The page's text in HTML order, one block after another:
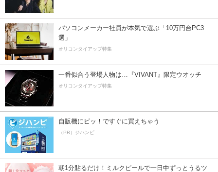
パソコンメーカー社員が本気で選ぶ「10万円台PC3
選」
オリコンタイアップ特集
一番似合う登場人物は…『VIVANT』限定ウオッチ
オリコンタイアップ特集
自販機にピッ！ですぐに買えちゃう
（PR）ジハンピ
朝1分貼るだけ！ミルクピールで一日中ずっとうるツ